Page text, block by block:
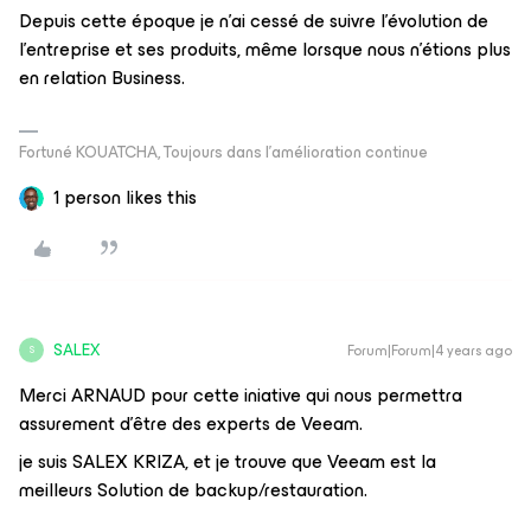
Depuis cette époque je n’ai cessé de suivre l’évolution de
l’entreprise et ses produits, même lorsque nous n’étions plus
en relation Business.
Fortuné KOUATCHA, Toujours dans l'amélioration continue
1 person likes this
S SALEX Forum|Forum|4 years ago
Merci ARNAUD pour cette iniative qui nous permettra
assurement d’être des experts de Veeam.
je suis SALEX KRIZA, et je trouve que Veeam est la
meilleurs Solution de backup/restauration.